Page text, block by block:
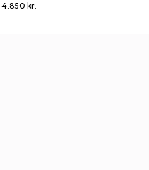
4.850 kr.